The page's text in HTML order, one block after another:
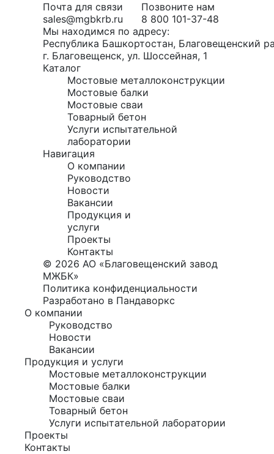
Почта для связи
sales@mgbkrb.ru
Позвоните нам
8 800 101-37-48
Мы находимся по адресу:
Республика Башкортостан, Благовещенский
г. Благовещенск, ул. Шоссейная, 1
Каталог
Мостовые металлоконструкции
Мостовые балки
Мостовые сваи
Товарный бетон
Услуги испытательной
лаборатории
Навигация
О компании
Руководство
Новости
Вакансии
Продукция и
услуги
Проекты
Контакты
© 2026 АО «Благовещенский завод
МЖБК»
Политика конфиденциальности
Разработано в Пандаворкс
О компании
Руководство
Новости
Вакансии
Продукция и услуги
Мостовые металлоконструкции
Мостовые балки
Мостовые сваи
Товарный бетон
Услуги испытательной лаборатории
Проекты
Контакты